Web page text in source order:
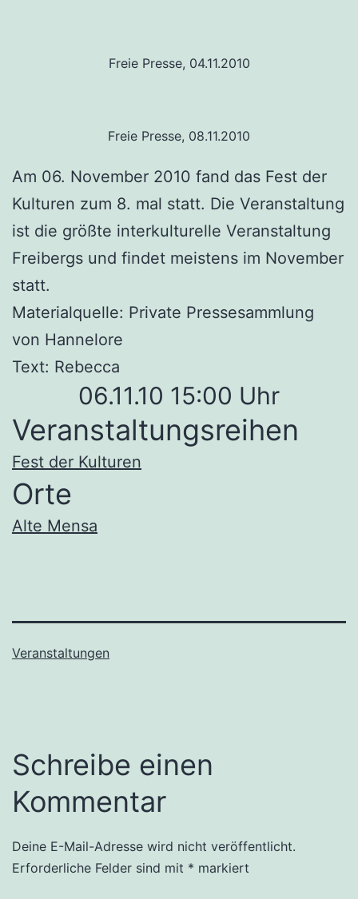
Freie Presse, 04.11.2010
Freie Presse, 08.11.2010
Am 06. November 2010 fand das Fest der
Kulturen zum 8. mal statt. Die Veranstaltung
ist die größte interkulturelle Veranstaltung
Freibergs und findet meistens im November
statt.
Materialquelle: Private Pressesammlung
von Hannelore
Text: Rebecca
06.11.10 15:00 Uhr
Veranstaltungsreihen
Fest der Kulturen
Orte
Alte Mensa
Veranstaltungen
Schreibe einen
Kommentar
Deine E-Mail-Adresse wird nicht veröffentlicht.
Erforderliche Felder sind mit * markiert